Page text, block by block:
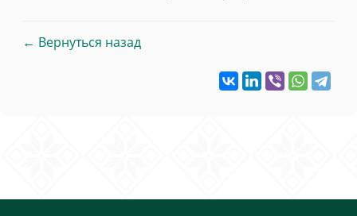
← Вернуться назад